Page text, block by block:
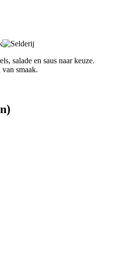
salade en saus naar keuze.
smaak.